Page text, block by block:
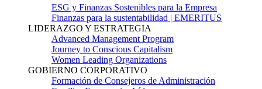
ESG y Finanzas Sostenibles para la Empresa
Finanzas para la sustentabilidad | EMERITUS
LIDERAZGO Y ESTRATEGIA
Advanced Management Program
Journey to Conscious Capitalism
Women Leading Organizations
GOBIERNO CORPORATIVO
Formación de Consejeros de Administración